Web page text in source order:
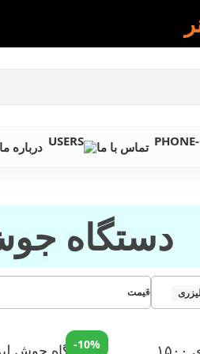
تماس با ما درباره ما
دستگاه
قیمت
-10%